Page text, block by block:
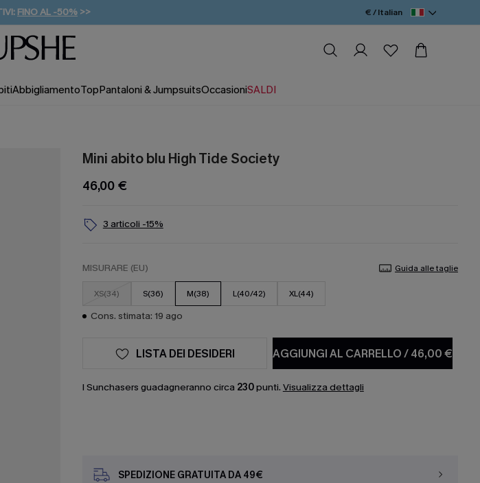
FINO AL -50% >>
GRATUITA DA 49€
20% DI SCONTO*
€ / Italian
AbbigliamentoTopPantaloni & JumpsuitsOccasioniSALDI
Mini abito blu High Tide Society
46,00 €
3 articoli -15%
MISURARE (EU) Guida alle taglie
XS(34) S(36) M(38) L(40/42) XL(44)
Cons. stimata: 19 ago
AGGIUNGI AL CARRELLO/46,00 €
LISTA DEI DESIDERI
I Sunchasers guadagneranno circa 230punti. Visualizza dettagli
SPEDIZIONE GRATUITA DA 49€